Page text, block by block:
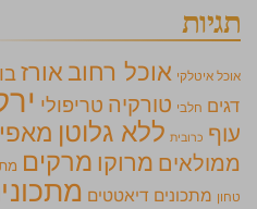
תגיות
אוכל איטלקי אוכל רחוב אורז
דגים חלבי טורקיה טריפולי
עוף כרובית ללא גלוטן
ממולאים מרוקו מרקים
טחון מתכונים דיאטטים